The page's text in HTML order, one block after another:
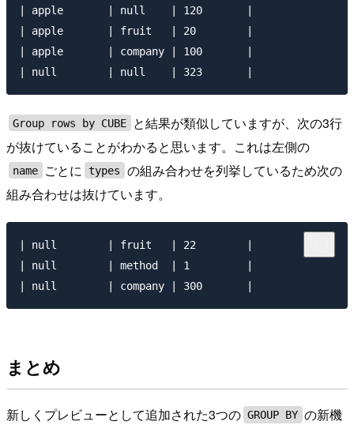
| apple       | null    | 120       |
| apple       | fruit   | 20        |
| apple       | company | 100       |
Group rows by CUBE
と結果が類似していますが、次の3行
が抜けていることがわかると思います。これは左側の
name ごとに types
の組み合わせを列挙しているため次の
組み合わせは抜けています。
| null        | fruit   | 22        |
| null        | method  | 1         |
まとめ
新しくプレビューとして追加された3つの GROUP BY の新機